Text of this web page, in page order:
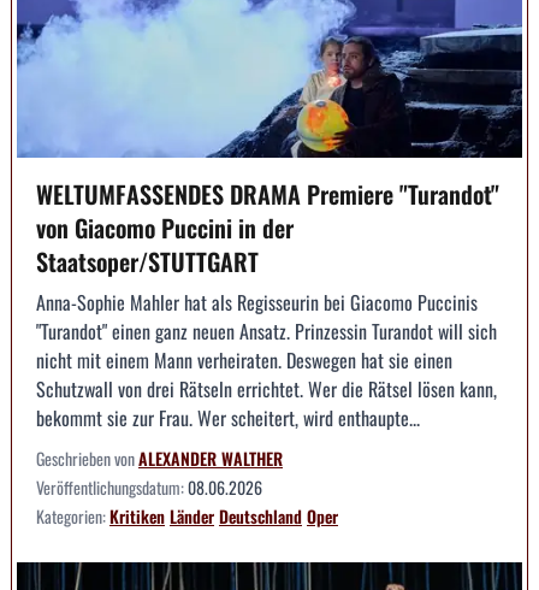
WELTUMFASSENDES DRAMA Premiere "Turandot"
von Giacomo Puccini in der
Staatsoper/STUTTGART
Anna-Sophie Mahler hat als Regisseurin bei Giacomo Puccinis
"Turandot" einen ganz neuen Ansatz. Prinzessin Turandot will sich
nicht mit einem Mann verheiraten. Deswegen hat sie einen
Schutzwall von drei Rätseln errichtet. Wer die Rätsel lösen kann,
bekommt sie zur Frau. Wer scheitert, wird enthaupte...
Geschrieben vonALEXANDER WALTHER
Veröffentlichungsdatum:08.06.2026
Kategorien:KritikenLänderDeutschlandOper